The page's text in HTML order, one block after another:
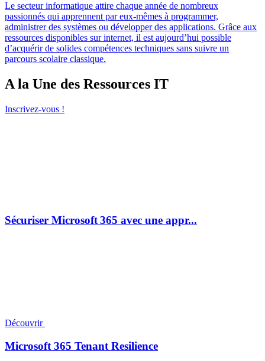
Le secteur informatique attire chaque année de nombreux
passionnés qui apprennent par eux-mêmes à programmer,
administrer des systèmes ou développer des applications. Grâce aux
ressources disponibles sur internet, il est aujourd’hui possible
d’acquérir de solides compétences techniques sans suivre un
parcours scolaire classique.
A la Une des Ressources IT
Inscrivez-vous !
Sécuriser Microsoft 365 avec une appr...
Découvrir
Microsoft 365 Tenant Resilience